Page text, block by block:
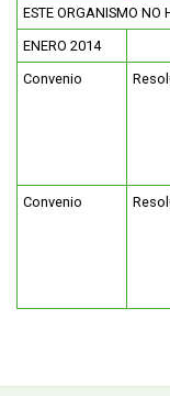
ESTE ORGANISMO NO
ENERO 2014
Convenio
Convenio